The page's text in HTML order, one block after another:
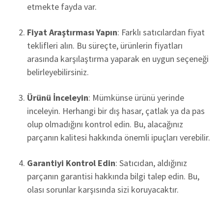
etmekte fayda var.
Fiyat Araştırması Yapın: Farklı satıcılardan fiyat
teklifleri alın. Bu süreçte, ürünlerin fiyatları
arasında karşılaştırma yaparak en uygun seçeneği
belirleyebilirsiniz.
Ürünü İnceleyin: Mümkünse ürünü yerinde
inceleyin. Herhangi bir dış hasar, çatlak ya da pas
olup olmadığını kontrol edin. Bu, alacağınız
parçanın kalitesi hakkında önemli ipuçları verebilir.
Garantiyi Kontrol Edin: Satıcıdan, aldığınız
parçanın garantisi hakkında bilgi talep edin. Bu,
olası sorunlar karşısında sizi koruyacaktır.